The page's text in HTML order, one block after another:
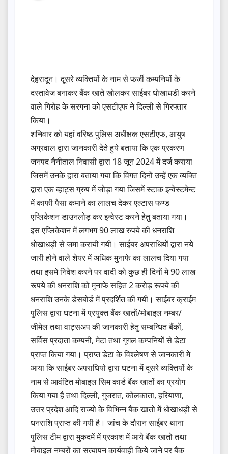
देहरादून। दूसरे व्यक्तियों के नाम से फर्जी कम्पनियों के
दस्तावेज बनाकर बैंक खाते खोलकर साईबर धोखाधडी करने
वाले गिरोह के सरगना को एसटीएफ ने दिल्ली से गिरफ्तार
किया।
शनिवार को यहां वरिष्ठ पुलिस अधीक्षक एसटीएफ, आयुष
अग्रवाल द्वारा जानकारी देते हुये बताया कि एक प्रकरण
जनपद नैनीताल निवासी द्वारा 18 जून 2024 में दर्ज कराया
जिसमें उनके द्वारा बताया गया कि विगत दिनों उन्हें एक व्यक्ति
द्वारा एक व्हाट्स ग्रुप में जोड़ा गया जिसमें स्टाक इन्वेस्टमेन्ट
में काफी पैसा कमाने का लालच देकर एल्टास फण्ड
एप्लिकेशन डाउनलोड़ कर इन्वेस्ट करने हेतु बताया गया।
इस एप्लिकेशन में लगभग 90 लाख रुपये की धनराशि
धोखाधड़ी से जमा करायी गयी। साईबर अपराधियों द्वारा नये
जारी होने वाले शेयर में अधिक मुनाफे का लालच दिया गया
तथा इसमे निवेश करने पर वादी को कुछ ही दिनों मे 90 लाख
रूपये की धनराशि को मुनाफे सहित 2 करोड़ रूपये की
धनराशि उनके डेसबोर्ड में प्रदर्शित की गयी। साईबर क्राईम
पुलिस द्वारा घटना में प्रयुक्त बैंक खातों/मोबाइल नम्बर/
जीमेल तथा वाट्सअप की जानकारी हेतु सम्बन्धित बैंकों,
सर्विस प्रदाता कम्पनी, मेटा तथा गूगल कम्पनियों से डेटा
प्राप्त किया गया। प्राप्त डेटा के विश्लेषण से जानकारी मे
आया कि साईबर अपराधियो द्वारा घटना में दूसरे व्यक्तियों के
नाम से आवंटित मोबाइल सिम कार्ड बैंक खातों का प्रयोग
किया गया है तथा दिल्ली, गुजरात, कोलकाता, हरियाणा,
उत्तर प्रदेश आदि राज्यो के विभिन्न बैंक खातो में धोखाधड़ी से
धनराशि प्राप्त की गयी है। जांच के दौरान साईबर थाना
पुलिस टीम द्वारा मुकदमें में प्रकाश में आये बैंक खातो तथा
मोबाइल नम्बरों का सत्यापन कार्यवाही किये जाने पर बैंक